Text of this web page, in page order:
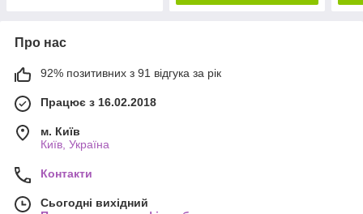
Про нас
92% позитивних з 91 відгука за рік
Працює з 16.02.2018
м. Київ
Київ, Україна
Контакти
Сьогодні вихідний